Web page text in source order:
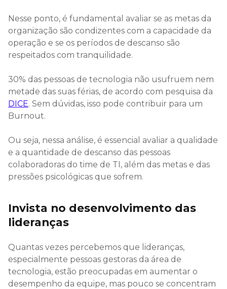
Nesse ponto, é fundamental avaliar se as metas da
organização são condizentes com a capacidade da
operação e se os períodos de descanso são
respeitados com tranquilidade.
30% das pessoas de tecnologia não usufruem nem
metade das suas férias, de acordo com pesquisa da
DICE. Sem dúvidas, isso pode contribuir para um
Burnout.
Ou seja, nessa análise, é essencial avaliar a qualidade
e a quantidade de descanso das pessoas
colaboradoras do time de TI, além das metas e das
pressões psicológicas que sofrem.
Invista no desenvolvimento das
lideranças
Quantas vezes percebemos que lideranças,
especialmente pessoas gestoras da área de
tecnologia, estão preocupadas em aumentar o
desempenho da equipe, mas pouco se concentram